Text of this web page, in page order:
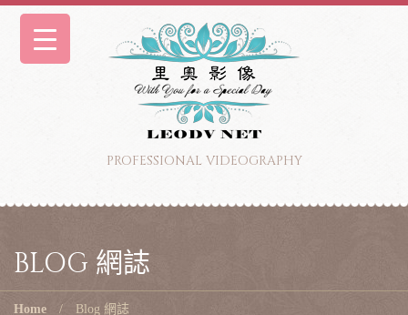
PROFESSIONAL VIDEOGRAPHY
BLOG 網誌
Home Blog 網誌